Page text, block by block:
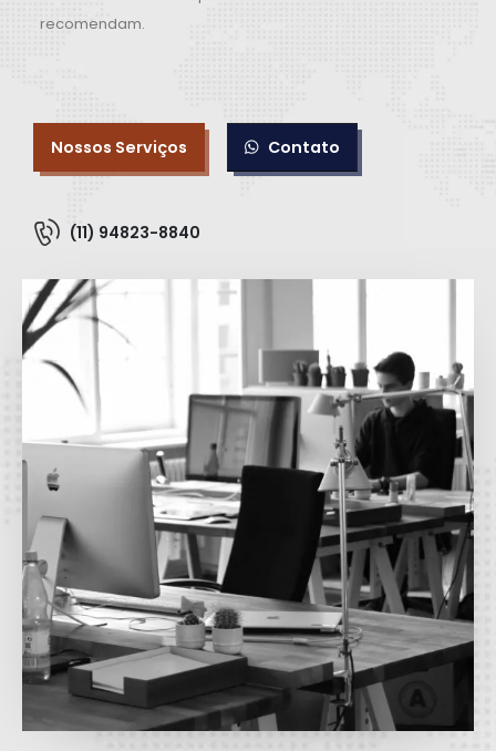
recomendam.
Nossos Serviços Contato
(11) 94823-8840